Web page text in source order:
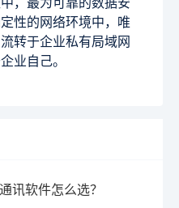
性的网络环境中，唯
转于企业私有局域网
业自己。
讯软件怎么选？